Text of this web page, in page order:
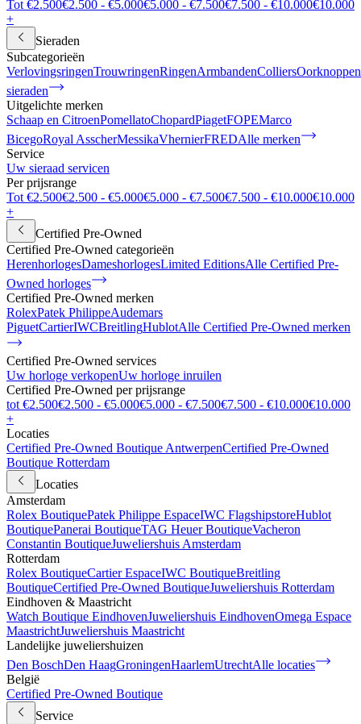
Tot €2.500€2.500 - €5.000€5.000 - €7.500€7.500 - €10.000€10.000
+
Sieraden
Subcategorieën
VerlovingsringenTrouwringenRingenArmbandenColliersOorknoppen
sieraden
Uitgelichte merken
Schaap en CitroenPomellatoChopardPiagetFOPEMarco
BicegoRoyal AsscherMessikaVhernierFREDAlle merken
Service
Uw sieraad servicen
Per prijsrange
Tot €2.500€2.500 - €5.000€5.000 - €7.500€7.500 - €10.000€10.000
+
Certified Pre-Owned
Certified Pre-Owned categorieën
HerenhorlogesDameshorlogesLimited EditionsAlle Certified Pre-
Owned horloges
Certified Pre-Owned merken
RolexPatek PhilippeAudemars
PiguetCartierIWCBreitlingHublotAlle Certified Pre-Owned merken
Certified Pre-Owned services
Uw horloge verkopenUw horloge inruilen
Certified Pre-Owned per prijsrange
tot €2.500€2.500 - €5.000€5.000 - €7.500€7.500 - €10.000€10.000
+
Locaties
Certified Pre-Owned Boutique AntwerpenCertified Pre-Owned
Boutique Rotterdam
Locaties
Amsterdam
Rolex BoutiquePatek Philippe EspaceIWC FlagshipstoreHublot
BoutiquePanerai BoutiqueTAG Heuer BoutiqueVacheron
Constantin BoutiqueJuweliershuis Amsterdam
Rotterdam
Rolex BoutiqueCartier EspaceIWC BoutiqueBreitling
BoutiqueCertified Pre-Owned BoutiqueJuweliershuis Rotterdam
Eindhoven & Maastricht
Watch Boutique EindhovenJuweliershuis EindhovenOmega Espace
MaastrichtJuweliershuis Maastricht
Landelijke juweliershuizen
Den BoschDen HaagGroningenHaarlemUtrechtAlle locaties
België
Certified Pre-Owned Boutique
Service